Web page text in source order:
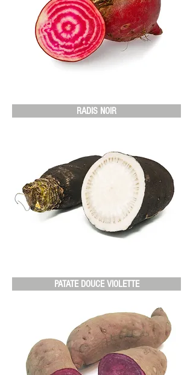
RADIS NOIR
PATATE DOUCE VIOLETTE